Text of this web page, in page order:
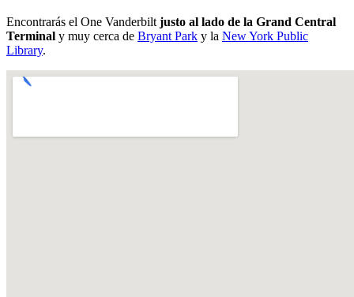
Encontrarás el One Vanderbilt justo al lado de la Grand Central
Terminal y muy cerca de Bryant Park y la New York Public
Library.